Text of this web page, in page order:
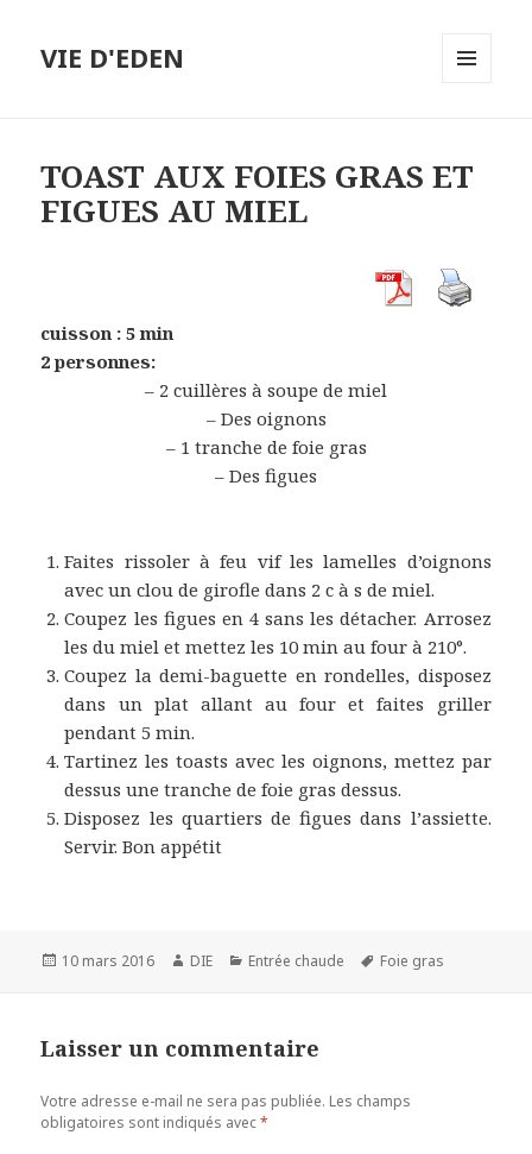
VIE D'EDEN
TOAST AUX FOIES GRAS ET
FIGUES AU MIEL
cuisson : 5 min
2 personnes:
– 2 cuillères à soupe de miel
– Des oignons
– 1 tranche de foie gras
– Des figues
Faites rissoler à feu vif les lamelles d’oignons
avec un clou de girofle dans 2 c à s de miel.
Coupez les figues en 4 sans les détacher. Arrosez
les du miel et mettez les 10 min au four à 210°.
Coupez la demi-baguette en rondelles, disposez
dans un plat allant au four et faites griller
pendant 5 min.
Tartinez les toasts avec les oignons, mettez par
dessus une tranche de foie gras dessus.
Disposez les quartiers de figues dans l’assiette.
Servir. Bon appétit
Publié
10 mars 2016 Auteur
DIE Catégories
Entrée chaude
Mots-
Foie gras
Laisser un commentaire
Votre adresse e-mail ne sera pas publiée. Les champs
obligatoires sont indiqués avec*